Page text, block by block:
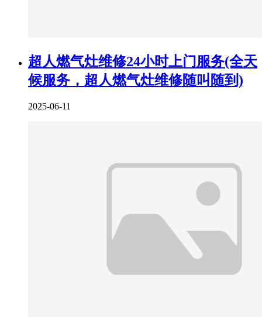
超人燃气灶维修24小时上门服务(全天
候服务，超人燃气灶维修随叫随到)
2025-06-11